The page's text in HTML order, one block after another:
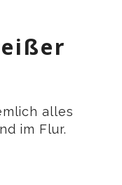
alles
im Flur.